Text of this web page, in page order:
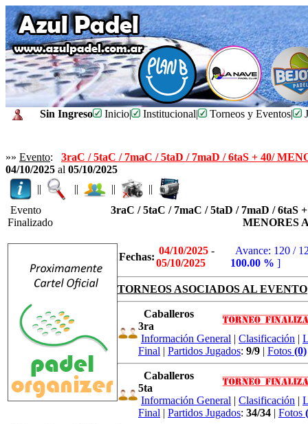
Sin Ingreso Inicio| Institucional| Torneos y Eventos|
»» Evento: 3raC / 5taC / 7maC / 5taD / 7maD / 6taS + 40/
04/10/2025 al 05/10/2025
||
|| ||
||
Evento
Finalizado
3raC / 5taC / 7maC / 5taD / 7maD / 6taS
MENORES
Fechas:
04/10/2025 -
05/10/2025
Avance: 120 /
100.00 % ]
TORNEOS ASOCIADOS AL EVENTO
Caballeros
3ra
Información General | Clasificación |
Final | Partidos Jugados: 9/9 | Fotos (0)
Caballeros
5ta
Información General | Clasificación |
Final | Partidos Jugados: 34/34 | Fotos